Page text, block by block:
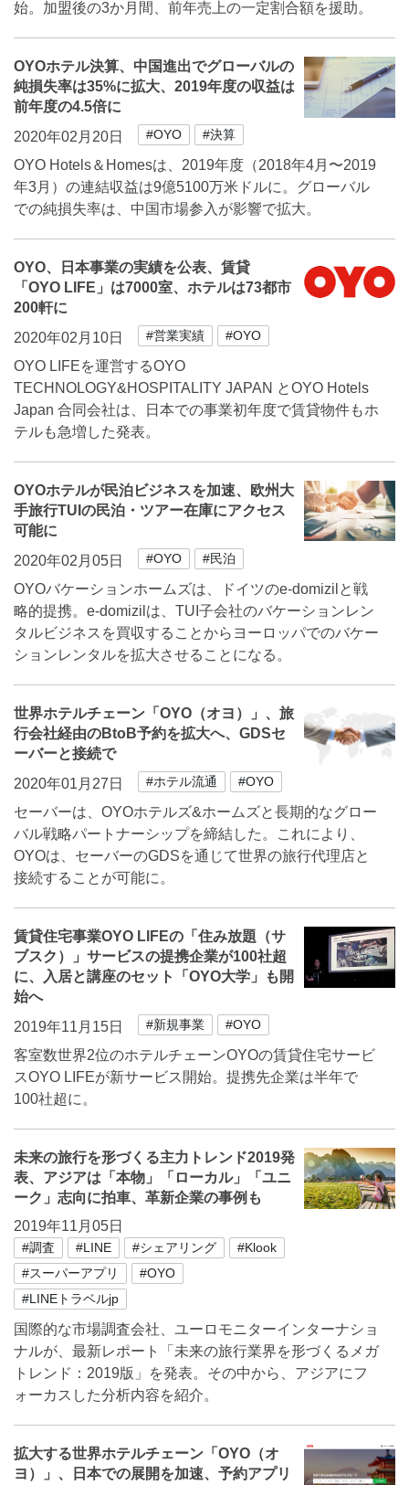
始。加盟後の3か月間、前年売上の一定割合額を援助。
OYOホテル決算、中国進出でグローバルの
純損失率は35%に拡大、2019年度の収益は
前年度の4.5倍に
2020年02月20日
#OYO #決算
OYO Hotels＆Homesは、2019年度（2018年4月〜2019
年3月）の連結収益は9億5100万米ドルに。グローバル
での純損失率は、中国市場参入が影響で拡大。
OYO、日本事業の実績を公表、賃貸
「OYO LIFE」は7000室、ホテルは73都市
200軒に
2020年02月10日
#営業実績 #OYO
OYO LIFEを運営するOYO
TECHNOLOGY&HOSPITALITY JAPAN とOYO Hotels
Japan 合同会社は、日本での事業初年度で賃貸物件もホ
テルも急増した発表。
OYOホテルが民泊ビジネスを加速、欧州大
手旅行TUIの民泊・ツアー在庫にアクセス
可能に
2020年02月05日
#OYO #民泊
OYOバケーションホームズは、ドイツのe-domizilと戦
略的提携。e-domizilは、TUI子会社のバケーションレン
タルビジネスを買収することからヨーロッパでのバケー
ションレンタルを拡大させることになる。
世界ホテルチェーン「OYO（オヨ）」、旅
行会社経由のBtoB予約を拡大へ、GDSセ
ーバーと接続で
2020年01月27日
#ホテル流通 #OYO
セーバーは、OYOホテルズ&ホームズと長期的なグロー
バル戦略パートナーシップを締結した。これにより、
OYOは、セーバーのGDSを通じて世界の旅行代理店と
接続することが可能に。
賃貸住宅事業OYO LIFEの「住み放題（サ
ブスク）」サービスの提携企業が100社超
に、入居と講座のセット「OYO大学」も開
始へ
2019年11月15日
#新規事業 #OYO
客室数世界2位のホテルチェーンOYOの賃貸住宅サービ
スOYO LIFEが新サービス開始。提携先企業は半年で
100社超に。
未来の旅行を形づくる主力トレンド2019発
表、アジアは「本物」「ローカル」「ユニ
ーク」志向に拍車、革新企業の事例も
2019年11月05日
#調査 #LINE #シェアリング
#Klook
#スーパーアプリ
#OYO
#LINEトラベルjp
国際的な市場調査会社、ユーロモニターインターナショ
ナルが、最新レポート「未来の旅行業界を形づくるメガ
トレンド：2019版」を発表。その中から、アジアにフ
ォーカスした分析内容を紹介。
拡大する世界ホテルチェーン「OYO（オ
ヨ）」、日本での展開を加速、予約アプリ